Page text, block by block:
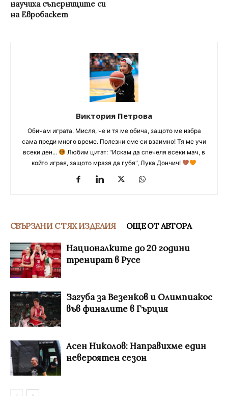
научиха съперниците си
на Евробаскет
Виктория Петрова
Обичам играта. Мисля, че и тя ме обича, защото ме избра
сама преди много време. Полезни сме си взаимно! Тя ме учи
всеки ден...
Любим цитат: "Искам да спечеля всеки мач, в
който играя, защото мразя да губя", Лука Дончич!
СВЪРЗАНИ С ТЯХ ИЗДЕЛИЯ ОЩЕ ОТ АВТОРА
Националките до 20 години
тренират в Русе
Загуба за Везенков и Олимпиакос
във финалите в Гърция
Асен Николов: Направихме един
невероятен сезон